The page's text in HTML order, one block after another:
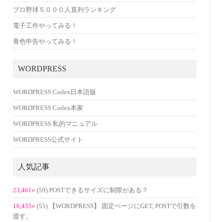
プロ野球５０００人直列ランキング
電子工作やってみる！
青色申告やってみる！
WORDPRESS
WORDPRESS Codex日本語版
WORDPRESS Codex本家
WORDPRESS 私的マニュアル
WORDPRESS公式サイト
人気記事
23,461v (59) POSTできるサイズに制限がある？
16,435v (55) 【WORDPRESS】 固定ページにGET, POSTで引数を
渡す。